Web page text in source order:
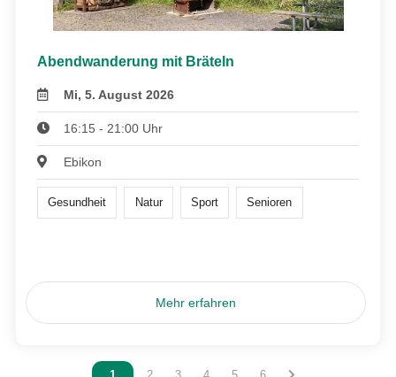
Abendwanderung mit Bräteln
Mi, 5. August 2026
16:15 - 21:00 Uhr
Ebikon
Gesundheit Natur Sport Senioren
Mehr erfahren